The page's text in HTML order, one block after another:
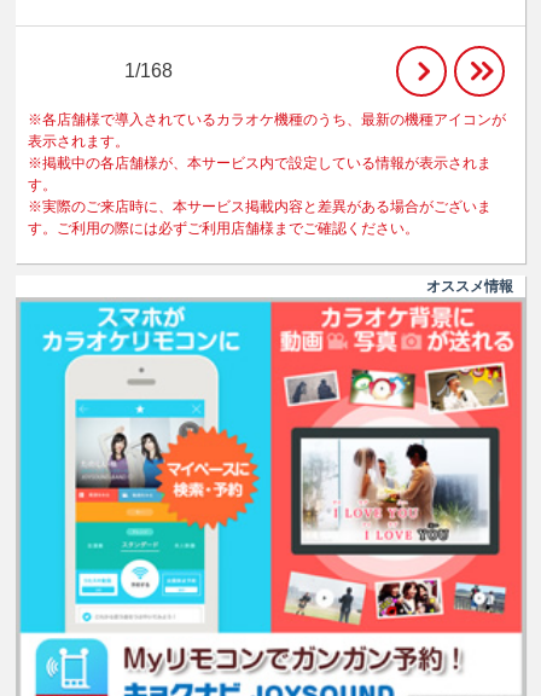
1/168
※各店舗様で導入されているカラオケ機種のうち、最新の機種アイコンが
表示されます。
※掲載中の各店舗様が、本サービス内で設定している情報が表示されま
す。
※実際のご来店時に、本サービス掲載内容と差異がある場合がございま
す。ご利用の際には必ずご利用店舗様までご確認ください。
オススメ情報